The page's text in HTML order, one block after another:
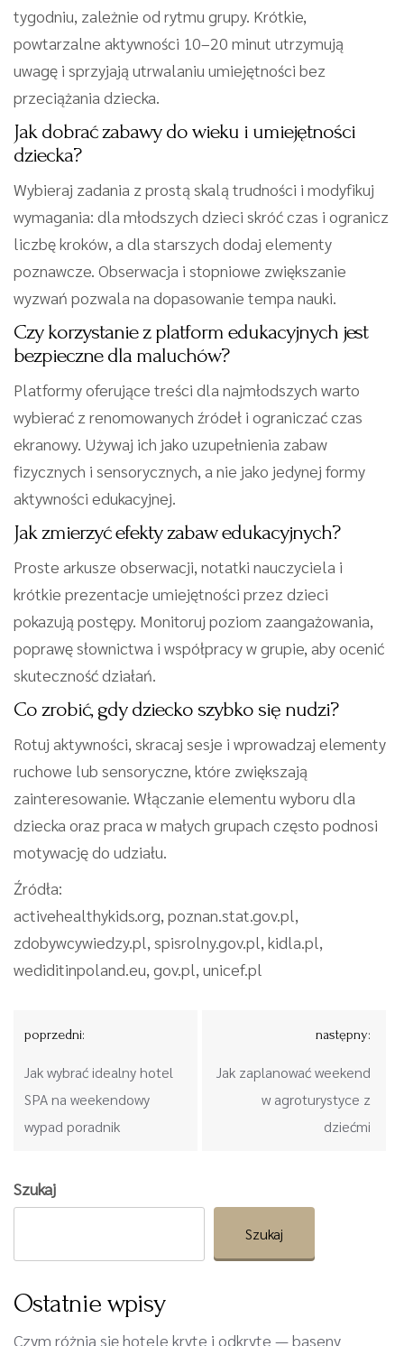
tygodniu, zależnie od rytmu grupy. Krótkie,
powtarzalne aktywności 10–20 minut utrzymują
uwagę i sprzyjają utrwalaniu umiejętności bez
przeciążania dziecka.
Jak dobrać zabawy do wieku i umiejętności
dziecka?
Wybieraj zadania z prostą skalą trudności i modyfikuj
wymagania: dla młodszych dzieci skróć czas i ogranicz
liczbę kroków, a dla starszych dodaj elementy
poznawcze. Obserwacja i stopniowe zwiększanie
wyzwań pozwala na dopasowanie tempa nauki.
Czy korzystanie z platform edukacyjnych jest
bezpieczne dla maluchów?
Platformy oferujące treści dla najmłodszych warto
wybierać z renomowanych źródeł i ograniczać czas
ekranowy. Używaj ich jako uzupełnienia zabaw
fizycznych i sensorycznych, a nie jako jedynej formy
aktywności edukacyjnej.
Jak zmierzyć efekty zabaw edukacyjnych?
Proste arkusze obserwacji, notatki nauczyciela i
krótkie prezentacje umiejętności przez dzieci
pokazują postępy. Monitoruj poziom zaangażowania,
poprawę słownictwa i współpracy w grupie, aby ocenić
skuteczność działań.
Co zrobić, gdy dziecko szybko się nudzi?
Rotuj aktywności, skracaj sesje i wprowadzaj elementy
ruchowe lub sensoryczne, które zwiększają
zainteresowanie. Włączanie elementu wyboru dla
dziecka oraz praca w małych grupach często podnosi
motywację do udziału.
Źródła:
activehealthykids.org, poznan.stat.gov.pl,
zdobywcywiedzy.pl, spisrolny.gov.pl, kidla.pl,
wediditinpoland.eu, gov.pl, unicef.pl
Nawigacja
poprzedni:
Jak wybrać idealny hotel
SPA na weekendowy
wypad poradnik
następny:
Jak zaplanować weekend
w agroturystyce z
dziećmi
Szukaj
Szukaj
Ostatnie wpisy
Czym różnią się hotele kryte i odkryte — baseny